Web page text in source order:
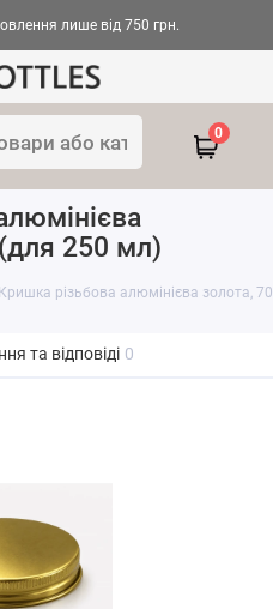
лише від 750 грн.
0
250 мл)
Кришка різьбова алюмінієва золота,
та відповіді 0